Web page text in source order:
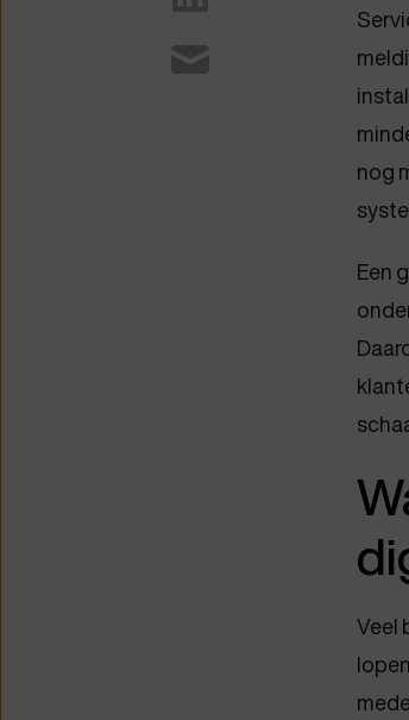
nog
Een
Veel